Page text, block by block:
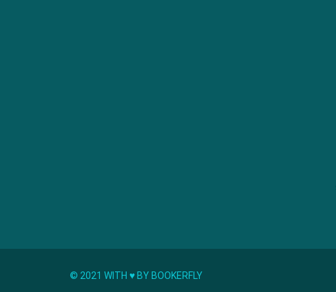
© 2021 WITH ♥︎ BY BOOKERFLY